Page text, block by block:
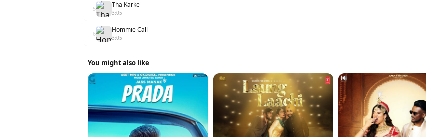
5 Tha Karke
3:05
6 Hommie Call
3:05
You might also like